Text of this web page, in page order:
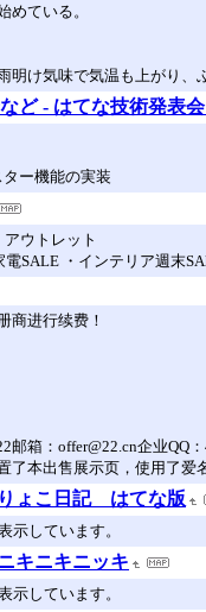
めている。
明け気味で気温も上がり
ど - はてな技術発表
ー機能の実装
ウトレット
SALE ・インテリア週末
商进行续费！
邮箱：offer@22.cn企业QQ
了本出售展示页，使用了
ょこ日記 はてな版
示しています。
キニキニッキ
示しています。